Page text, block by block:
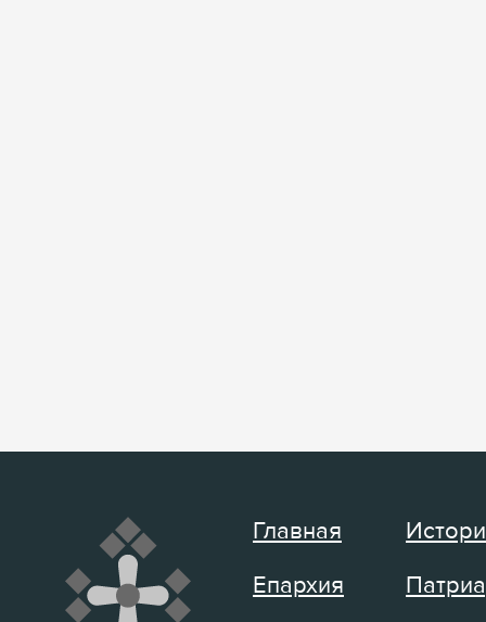
Главная
Епархия